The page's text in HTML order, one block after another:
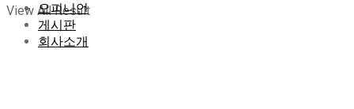
View All Result
오피니언
게시판
회사소개